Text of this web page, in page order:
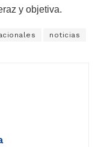
y objetiva.
noticias